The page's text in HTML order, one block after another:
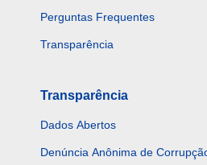
Perguntas Frequentes
Transparência
Transparência
Dados Abertos
Denúncia Anônima de